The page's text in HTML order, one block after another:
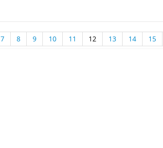
7 8 9 10 11 12 13 14 15